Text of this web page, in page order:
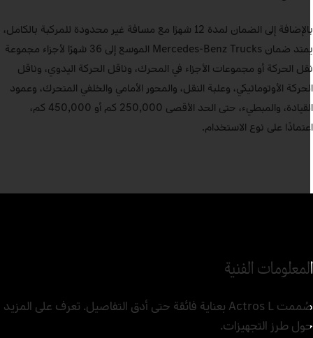
بالإضافة إلى الضمان لمدة 12 شهرًا مع مسافة غير محدودة للمركبة بالكامل،
يمتد ضمان Mercedes‑Benz Trucks الموسع إلى 36 شهرًا لأجزاء مجموعة
الحركة أو مجموعات الأجزاء في المحرك، وناقل الحركة اليدوي، وناقل
الأوتوماتيكي، وعلبة النقل، والمحور الأمامي والخلفي المتحرك، وعمود
القيادة، والمبطيء، حتى الحد الأقصى 250,000 كم أو 450,000 كم،
على نوع الاستخدام.
الفنية
صُممت Actros L بعناية فائقة حتى أدق التفاصيل. تعرف على المزيد
طرز التجهيزات.